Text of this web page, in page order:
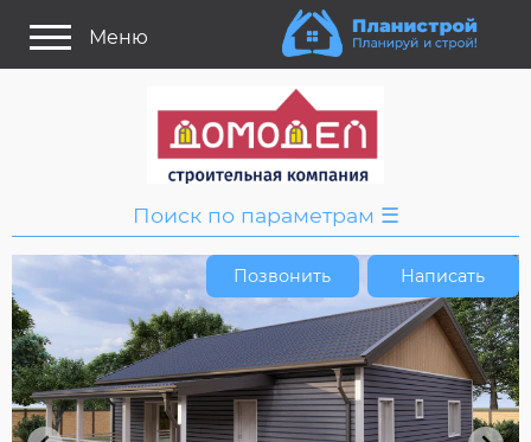
Меню
Поиск по параметрам ☰
Сохранить поиск
Я ищу:
Название
или номер
Стиль проекта
Позвонить Написать